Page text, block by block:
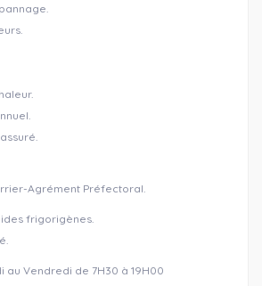
Agrément Préfectoral.
frigorigènes.
au Vendredi de 7H30 à 19H00